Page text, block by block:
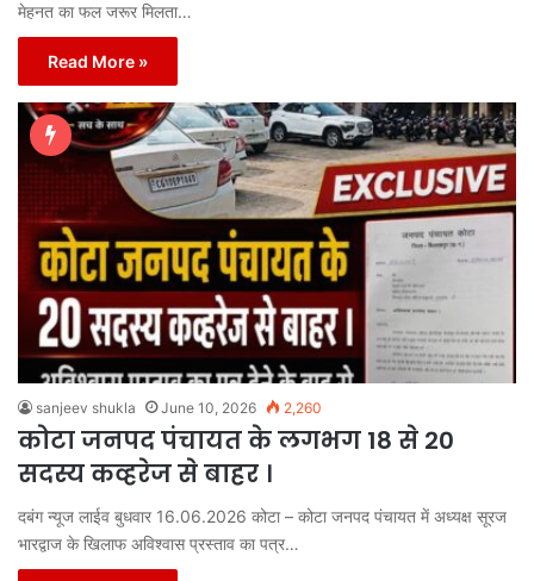
मेहनत का फल जरूर मिलता…
Read More »
sanjeev shukla June 10, 2026 2,260
कोटा जनपद पंचायत के लगभग 18 से 20
सदस्य कव्हरेज से बाहर ।
दबंग न्यूज लाईव बुधवार 16.06.2026 कोटा – कोटा जनपद पंचायत में अध्यक्ष सूरज
भारद्वाज के खिलाफ अविश्वास प्रस्ताव का पत्र…